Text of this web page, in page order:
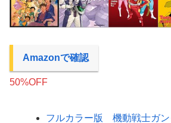
Amazonで確認
50%OFF
フルカラー版 機動戦士ガ